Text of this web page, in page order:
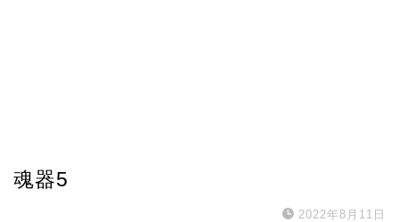
魂器5
2022年8月11日